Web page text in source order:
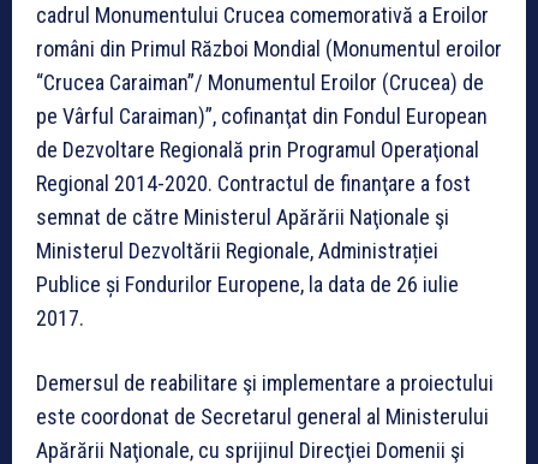
cadrul Monumentului Crucea comemorativă a Eroilor
români din Primul Război Mondial (Monumentul eroilor
“Crucea Caraiman”/ Monumentul Eroilor (Crucea) de
pe Vârful Caraiman)”, cofinanţat din Fondul European
de Dezvoltare Regională prin Programul Operaţional
Regional 2014-2020. Contractul de finanţare a fost
semnat de către Ministerul Apărării Naţionale şi
Ministerul Dezvoltării Regionale, Administrației
Publice și Fondurilor Europene, la data de 26 iulie
2017.
Demersul de reabilitare şi implementare a proiectului
este coordonat de Secretarul general al Ministerului
Apărării Naţionale, cu sprijinul Direcţiei Domenii şi